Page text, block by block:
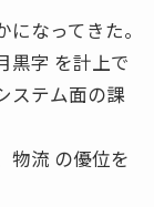
なってきた。
黒字 を計上で
ステム面の課
物流 の優位を